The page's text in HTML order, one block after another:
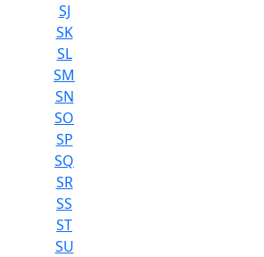
SJ
SK
SL
SM
SN
SO
SP
SQ
SR
SS
ST
SU